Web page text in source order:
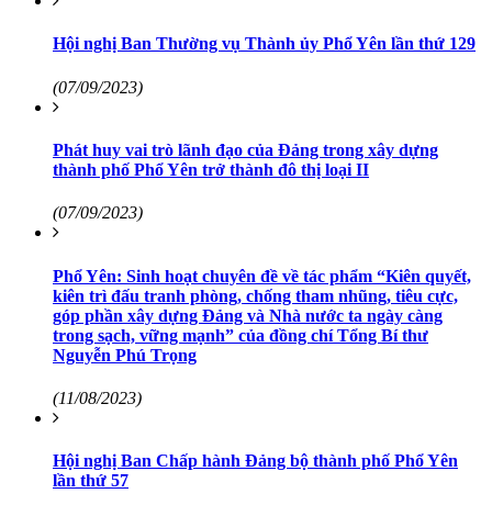
Hội nghị Ban Thường vụ Thành ủy Phổ Yên lần thứ 129
(07/09/2023)
Phát huy vai trò lãnh đạo của Đảng trong xây dựng
thành phố Phổ Yên trở thành đô thị loại II
(07/09/2023)
Phổ Yên: Sinh hoạt chuyên đề về tác phẩm “Kiên quyết,
kiên trì đấu tranh phòng, chống tham nhũng, tiêu cực,
góp phần xây dựng Đảng và Nhà nước ta ngày càng
trong sạch, vững mạnh” của đồng chí Tổng Bí thư
Nguyễn Phú Trọng
(11/08/2023)
Hội nghị Ban Chấp hành Đảng bộ thành phố Phổ Yên
lần thứ 57